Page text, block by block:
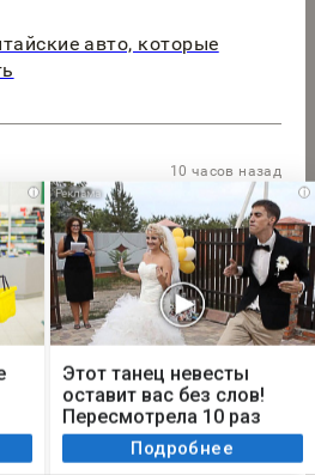
авто, которые
10 часов назад
и Индии удвоился
года
13 часов назад
по делу о взятке
«Банка Татарстан»
Во время посещения сайта
что мы обрабатываем
с использованием
top.mail.ru, LiveInternet.
i i
Этот танец невесты
оставит вас без слов!
Пересмотрела 10 раз
Подробнее